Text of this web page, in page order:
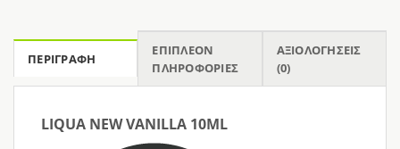
ΠΕΡΙΓΡΑΦΉ
ΕΠΙΠΛΈΟΝ
ΠΛΗΡΟΦΟΡΊΕΣ
ΑΞΙΟΛΟΓΉΣΕΙΣ
(0)
LIQUA NEW VANILLA 10ML